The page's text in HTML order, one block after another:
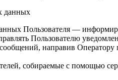
данных
Пользователя —
Пользователю
направив Оператору
собираемые с помощью